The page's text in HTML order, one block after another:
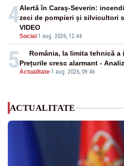
4
Social -1 aug. 2026, 12:44
Alertă în Caraș-Severin:
zeci de pompieri și silvicultori
VIDEO
5Actualitate-1 aug. 2026, 09:46
România, la limita tehnică
Prețurile cresc alarmant -
ACTUALITATE